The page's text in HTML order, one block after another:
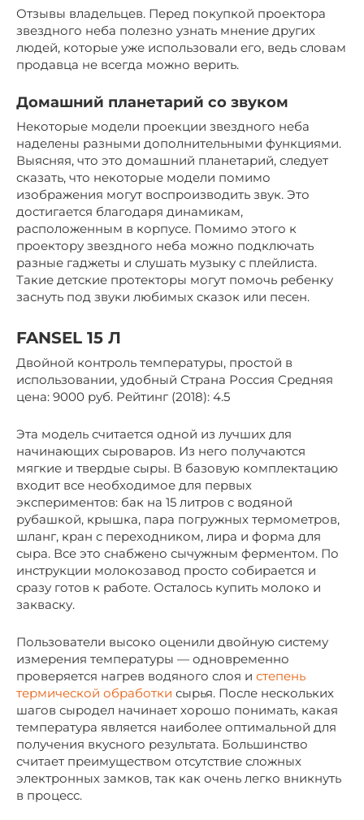
Отзывы владельцев. Перед покупкой проектора
звездного неба полезно узнать мнение других
людей, которые уже использовали его, ведь словам
продавца не всегда можно верить.
Домашний планетарий со звуком
Некоторые модели проекции звездного неба
наделены разными дополнительными функциями.
Выясняя, что это домашний планетарий, следует
сказать, что некоторые модели помимо
изображения могут воспроизводить звук. Это
достигается благодаря динамикам,
расположенным в корпусе. Помимо этого к
проектору звездного неба можно подключать
разные гаджеты и слушать музыку с плейлиста.
Такие детские протекторы могут помочь ребенку
заснуть под звуки любимых сказок или песен.
FANSEL 15 Л
Двойной контроль температуры, простой в
использовании, удобный Страна Россия Средняя
цена: 9000 руб. Рейтинг (2018): 4.5
Эта модель считается одной из лучших для
начинающих сыроваров. Из него получаются
мягкие и твердые сыры. В базовую комплектацию
входит все необходимое для первых
экспериментов: бак на 15 литров с водяной
рубашкой, крышка, пара погружных термометров,
шланг, кран с переходником, лира и форма для
сыра. Все это снабжено сычужным ферментом. По
инструкции молокозавод просто собирается и
сразу готов к работе. Осталось купить молоко и
закваску.
Пользователи высоко оценили двойную систему
измерения температуры — одновременно
проверяется нагрев водяного слоя и степень
термической обработки сырья. После нескольких
шагов сыродел начинает хорошо понимать, какая
температура является наиболее оптимальной для
получения вкусного результата. Большинство
считает преимуществом отсутствие сложных
электронных замков, так как очень легко вникнуть
в процесс.